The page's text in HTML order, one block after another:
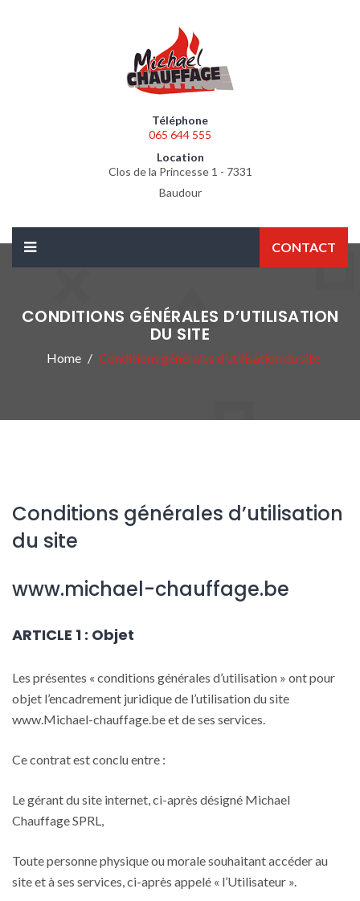
Téléphone
065 644 555
Location
Clos de la Princesse 1 - 7331
Baudour
CONTACT
CONDITIONS GÉNÉRALES D’UTILISATION
DU SITE
Home Conditions générales d’utilisation du site
Conditions générales d’utilisation
du site
www.michael-chauffage.be
ARTICLE 1 : Objet
Les présentes « conditions générales d’utilisation » ont pour
objet l’encadrement juridique de l’utilisation du site
www.Michael-chauffage.be et de ses services.
Ce contrat est conclu entre :
Le gérant du site internet, ci-après désigné Michael
Chauffage SPRL,
Toute personne physique ou morale souhaitant accéder au
site et à ses services, ci-après appelé « l’Utilisateur ».